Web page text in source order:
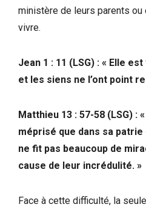
ministère de leurs parents ou
vivre.
Jean 1 : 11 (LSG) : « Elle
et les siens ne l’ont point
Matthieu 13 : 57-58 (LSG) :
méprisé que dans sa patrie
ne fit pas beaucoup de
cause de leur incrédulité. »
Face à cette difficulté, la